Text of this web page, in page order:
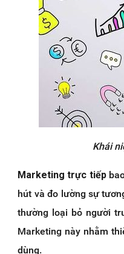
Khái
Marketing trực tiếp
hút và đo lường sự
thường loại bỏ người
Marketing này nhằm
dùng.